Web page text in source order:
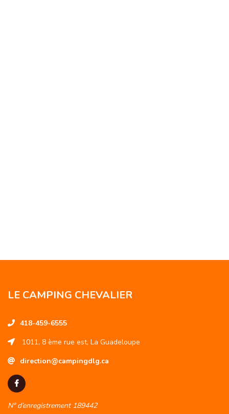
LE CAMPING CHEVALIER
418-459-6555
1011, 8 ème rue est, La Guadeloupe
direction@campingdlg.ca
N° d’enregistrement 189442